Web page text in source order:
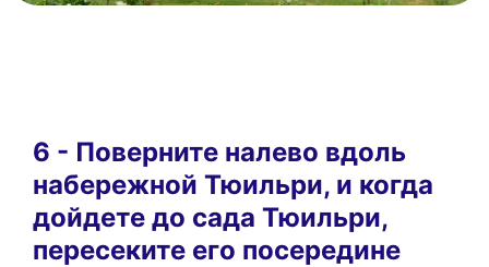
6 - Поверните налево вдоль
набережной Тюильри, и когда
дойдете до сада Тюильри,
пересеките его посередине